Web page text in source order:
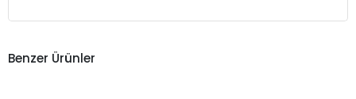
Benzer Ürünler